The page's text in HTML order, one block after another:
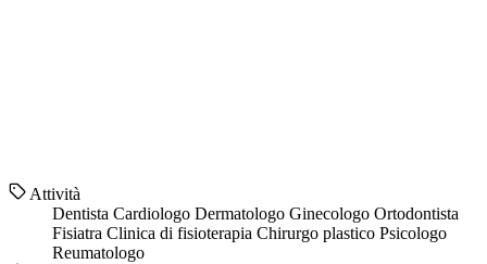
Attività
Dentista Cardiologo Dermatologo Ginecologo Ortodontista
Fisiatra Clinica di fisioterapia Chirurgo plastico Psicologo
Reumatologo